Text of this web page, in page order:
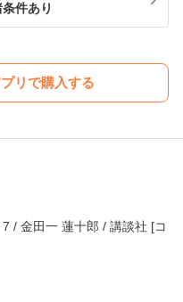
件あり
リで購入する
/ 金田一 蓮十郎 / 講談社 [コ